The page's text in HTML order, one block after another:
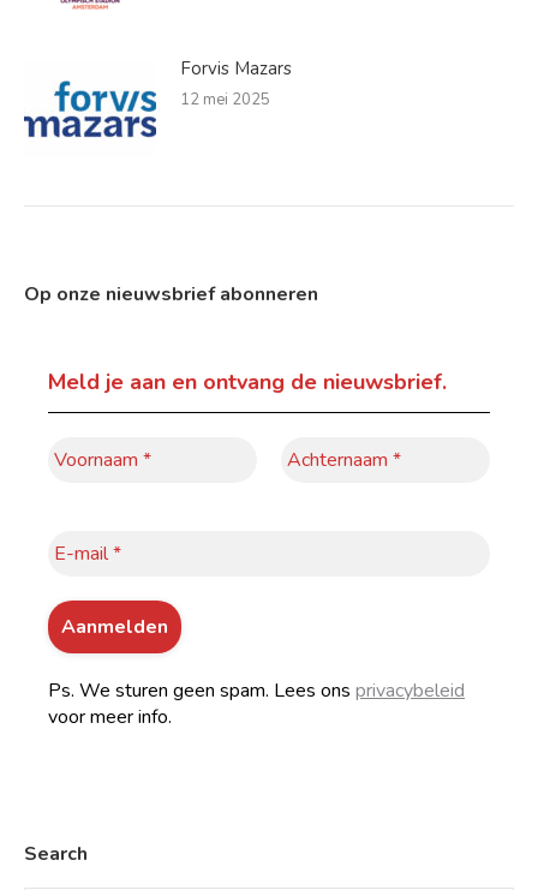
Forvis Mazars
12 mei 2025
Op onze nieuwsbrief abonneren
Meld je aan en ontvang de nieuwsbrief.
Ps. We sturen geen spam. Lees ons privacybeleid
voor meer info.
Search